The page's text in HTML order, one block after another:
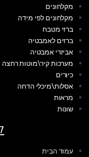
מקלחונים
מקלחונים לפי מידה
ברזי מטבח
ברזים לאמבטיה
אביזרי אמבטיה
מערכות קיר\מוטות רחצה
כיורים
אסלות\מיכלי הדחה
מראות
שונות
עמוד הבית